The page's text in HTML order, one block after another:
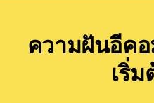
ความฝันอีค
เริ่